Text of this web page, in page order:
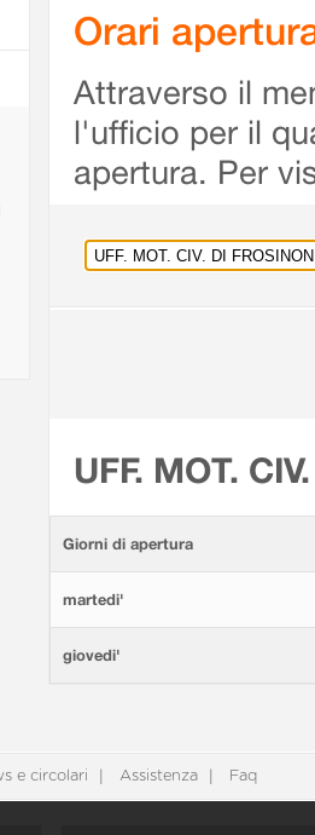
Orari
Attraverso il
l'ufficio per il
apertura. Per
UFF. MOT.
Giorni di apertura
martedi'
giovedi'
e circolari Assistenza Faq